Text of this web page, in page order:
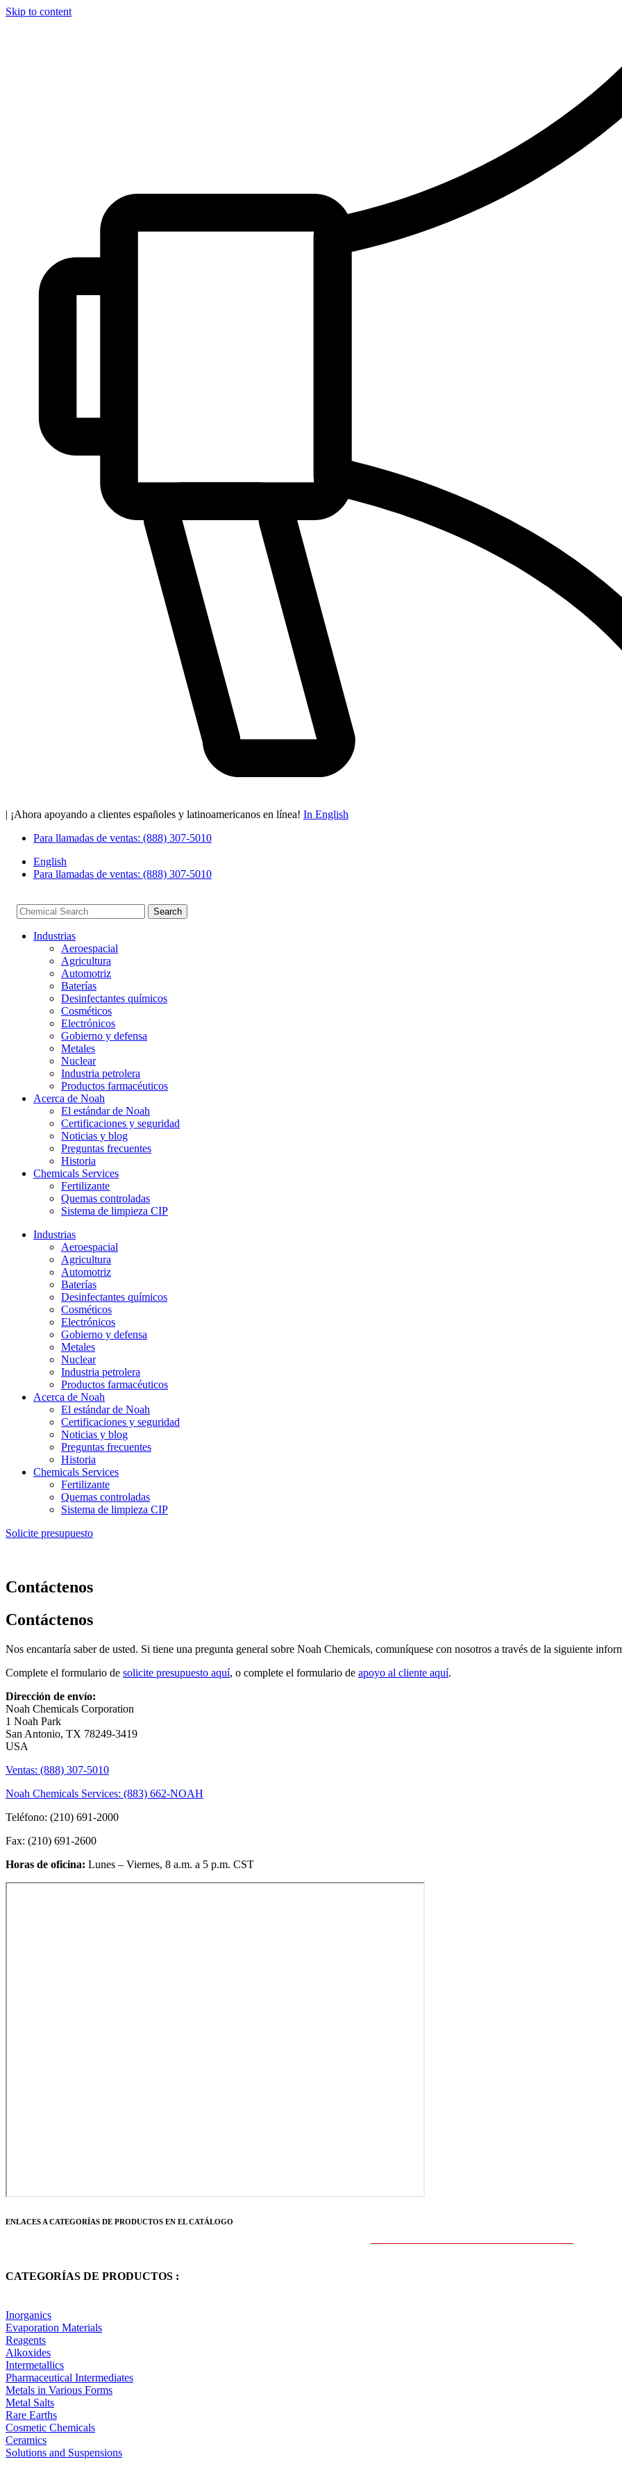
Skip to content
| ¡Ahora apoyando a clientes españoles y latinoamericanos en línea! In English
Para llamadas de ventas: (888) 307-5010
English
Para llamadas de ventas: (888) 307-5010
Search
Industrias
Aeroespacial
Agricultura
Automotriz
Baterías
Desinfectantes químicos
Cosméticos
Electrónicos
Gobierno y defensa
Metales
Nuclear
Industria petrolera
Productos farmacéuticos
Acerca de Noah
El estándar de Noah
Certificaciones y seguridad
Noticias y blog
Preguntas frecuentes
Historia
Chemicals Services
Fertilizante
Quemas controladas
Sistema de limpieza CIP
Industrias
Aeroespacial
Agricultura
Automotriz
Baterías
Desinfectantes químicos
Cosméticos
Electrónicos
Gobierno y defensa
Metales
Nuclear
Industria petrolera
Productos farmacéuticos
Acerca de Noah
El estándar de Noah
Certificaciones y seguridad
Noticias y blog
Preguntas frecuentes
Historia
Chemicals Services
Fertilizante
Quemas controladas
Sistema de limpieza CIP
Solicite presupuesto
Contáctenos
Contáctenos
Nos encantaría saber de usted. Si tiene una pregunta general sobre Noah Chemicals, comuníquese con nosotros a través de la siguiente
Complete el formulario de solicite presupuesto aquí, o complete el formulario de apoyo al cliente aquí.
Dirección de envío:
Noah Chemicals Corporation
1 Noah Park
San Antonio, TX 78249-3419
USA
Ventas: (888) 307-5010
Noah Chemicals Services: (883) 662-NOAH
Teléfono: (210) 691-2000
Fax: (210) 691-2600
Horas de oficina: Lunes – Viernes, 8 a.m. a 5 p.m. CST
ENLACES A CATEGORÍAS DE PRODUCTOS EN EL CATÁLOGO
CATEGORÍAS DE PRODUCTOS :
Inorganics
Evaporation Materials
Reagents
Alkoxides
Intermetallics
Pharmaceutical Intermediates
Metals in Various Forms
Metal Salts
Rare Earths
Cosmetic Chemicals
Ceramics
Solutions and Suspensions